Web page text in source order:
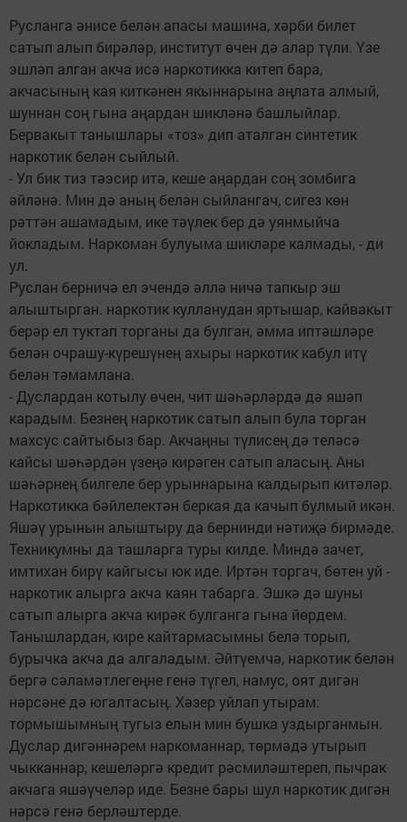
Русланга әнисе белән апасы машина, хәрби билет
сатып алып бирәләр, институт өчен дә алар түли. Үзе
эшләп алган акча исә наркотикка китеп бара,
акчасының кая киткәнен якыннарына аңлата алмый,
шуннан соң гына аңардан шикләнә башлыйлар.
Бервакыт танышлары «тоз» дип аталган синтетик
наркотик белән сыйлый.
- Ул бик тиз тәэсир итә, кеше аңардан соң зомбига
әйләнә. Мин дә аның белән сыйлангач, сигез көн
рәттән ашамадым, ике тәүлек бер дә уянмыйча
йокладым. Наркоман булуыма шикләре калмады, - ди
ул.
Руслан берничә ел эчендә әллә ничә тапкыр эш
алыштырган. наркотик кулланудан яртышар, кайвакыт
берәр ел туктап торганы да булган, әмма иптәшләре
белән очрашу-күрешүнең ахыры наркотик кабул итү
белән тәмамлана.
- Дуслардан котылу өчен, чит шәһәрләрдә дә яшәп
карадым. Безнең наркотик сатып алып була торган
махсус сайтыбыз бар. Акчаңны түлисең дә теләсә
кайсы шәһәрдән үзеңә кирәген сатып аласың. Аны
шәһәрнең билгеле бер урыннарына калдырып китәләр.
Наркотикка бәйлелектән беркая да качып булмый икән.
Яшәү урынын алыштыру да бернинди нәтиҗә бирмәде.
Техникумны да ташларга туры килде. Миндә зачет,
имтихан бирү кайгысы юк иде. Иртән торгач, бөтен уй -
наркотик алырга акча каян табарга. Эшкә дә шуны
сатып алырга акча кирәк булганга гына йөрдем.
Танышлардан, кире кайтармасымны белә торып,
бурычка акча да алгаладым. Әйтүемчә, наркотик белән
бергә сәламәтлегеңне генә түгел, намус, оят дигән
нәрсәне дә югалтасың. Хәзер уйлап утырам:
тормышымның тугыз елын мин бушка уздырганмын.
Дуслар дигәннәрем наркоманнар, төрмәдә утырып
чыкканнар, кешеләргә кредит рәсмиләштереп, пычрак
акчага яшәүчеләр иде. Безне бары шул наркотик дигән
нәрсә генә берләштерде.